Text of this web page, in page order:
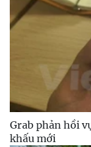
Grab phản hồi
khấu mới